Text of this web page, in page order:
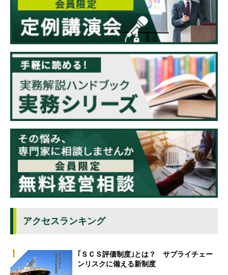
アクセスランキング
｢ＳＣＳ評価制度｣とは？ サプライチェー
ンリスクに備える新制度